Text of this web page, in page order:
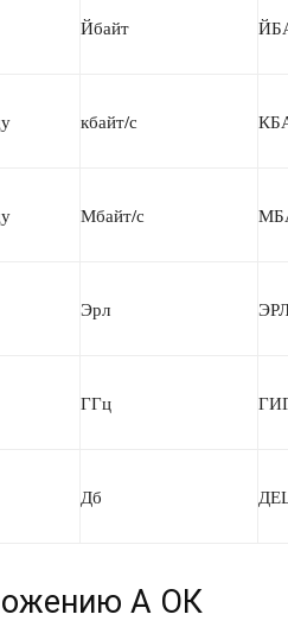
Йбайт
кбайт/с
Мбайт/с
Эрл
ГГц
Дб
А ОК